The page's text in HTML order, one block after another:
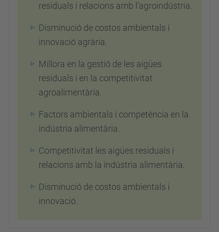
residuals i relacions amb l'agroindústria.
Disminució de costos ambientals i
innovació agrària.
Millora en la gestió de les aigües
residuals i en la competitivitat
agroalimentària.
Factors ambientals i competència en la
indústria alimentària.
Competitivitat les aigües residuals i
relacions amb la indústria alimentària.
Disminució de costos ambientals i
innovació.